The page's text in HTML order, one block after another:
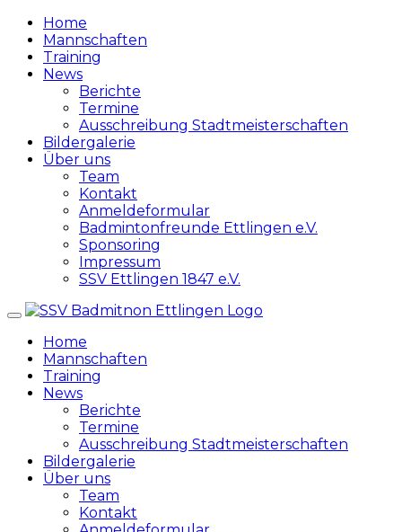
Zum
Inhalt
springen
Home
Mannschaften
Training
News
Berichte
Termine
Ausschreibung Stadtmeisterschaften
Bildergalerie
Über uns
Team
Kontakt
Anmeldeformular
Badmintonfreunde Ettlingen e.V.
Sponsoring
Impressum
SSV Ettlingen 1847 e.V.
Home
Mannschaften
Training
News
Berichte
Termine
Ausschreibung Stadtmeisterschaften
Bildergalerie
Über uns
Team
Kontakt